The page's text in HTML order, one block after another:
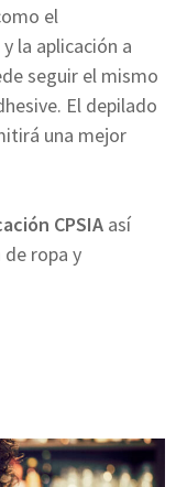
el
la aplicación a
seguir el mismo
El depilado
una mejor
CPSIA así
ropa y